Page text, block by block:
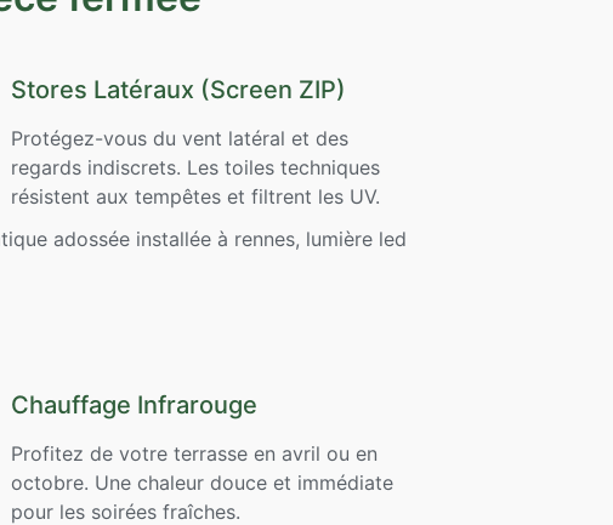
Stores Latéraux (Screen ZIP)
Protégez-vous du vent latéral et des
regards indiscrets. Les toiles techniques
résistent aux tempêtes et filtrent les UV.
Chauffage Infrarouge
Profitez de votre terrasse en avril ou en
octobre. Une chaleur douce et immédiate
pour les soirées fraîches.